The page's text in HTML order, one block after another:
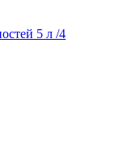
5 л /4